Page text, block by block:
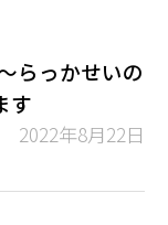
らっかせいの
す
2022年8月22日